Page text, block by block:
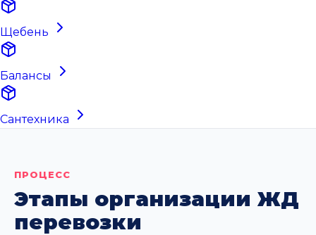
Щебень
Балансы
Сантехника
ПРОЦЕСС
Этапы организации ЖД
перевозки